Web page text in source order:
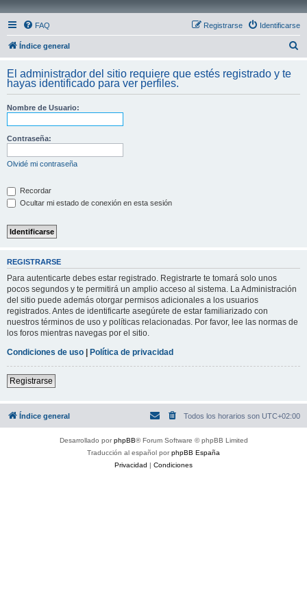
FAQ Identificarse
Registrarse
Índice general
c
El administrador del sitio requiere que estés registrado y te
hayas identificado para ver perfiles.
Nombre de Usuario:
Contraseña:
Olvidé mi contraseña
Recordar
Ocultar mi estado de conexión en esta sesión
REGISTRARSE
Para autenticarte debes estar registrado. Registrarte te tomará solo unos
pocos segundos y te permitirá un amplio acceso al sistema. La Administración
del sitio puede además otorgar permisos adicionales a los usuarios
registrados. Antes de identificarte asegúrete de estar familiarizado con
nuestros términos de uso y políticas relacionadas. Por favor, lee las normas de
los foros mientras navegas por el sitio.
Condiciones de uso | Política de privacidad
Registrarse
Índice general Todos los horarios son UTC+02:00
Desarrollado porphpBB® Forum Software © phpBB Limited
Traducción al español porphpBB España
Privacidad | Condiciones